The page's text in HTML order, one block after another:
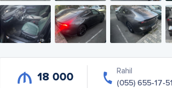
18 000
Rahil
(055) 655-17-51